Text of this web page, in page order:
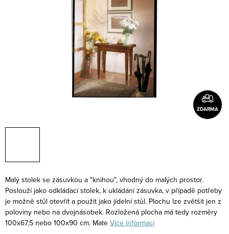
ZDARMA
Malý stolek se zásuvkou a "knihou", vhodný do malých prostor.
Poslouží jako odkládací stolek, k ukládání zásuvka, v případě potřeby
je možně stůl otevřít a použít jako jídelní stůl. Plochu lze zvětšit jen z
poloviny nebo na dvojnásobek. Rozložená plocha má tedy rozměry
100x67,5 nebo 100x90 cm. Mate Více informací